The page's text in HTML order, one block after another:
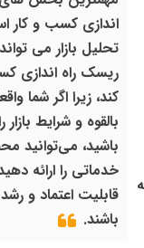
اندازی کسب و کار
تحلیل بازار می
ریسک راه اندازی
کند، زیرا اگر شما
بالقوه و شرایط
باشید، می‌توانید
خدماتی را ارائه
قابلیت اعتماد و
باشند.